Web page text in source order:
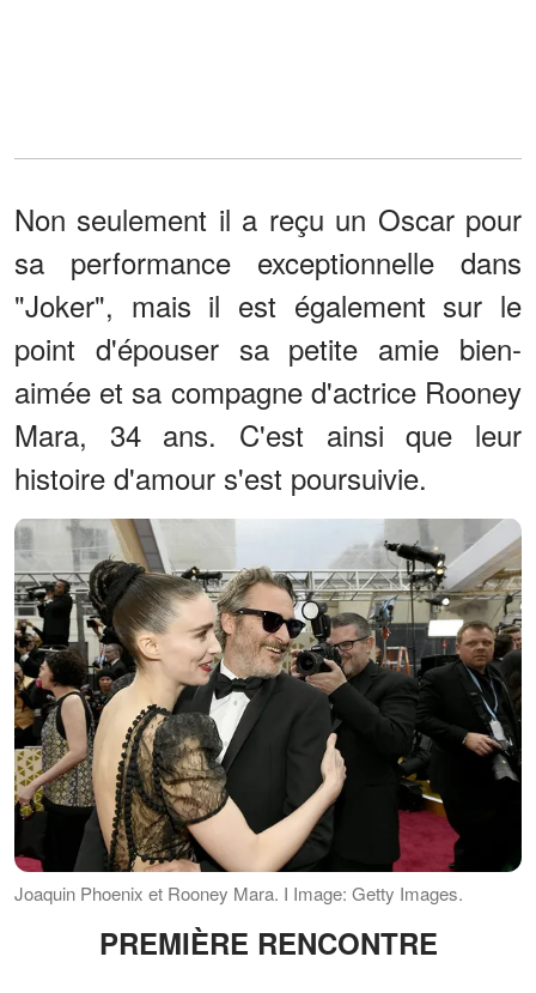
Non seulement il a reçu un Oscar pour
sa performance exceptionnelle dans
"Joker", mais il est également sur le
point d'épouser sa petite amie bien-
aimée et sa compagne d'actrice Rooney
Mara, 34 ans. C'est ainsi que leur
histoire d'amour s'est poursuivie.
Joaquin Phoenix et Rooney Mara. I Image: Getty Images.
PREMIÈRE RENCONTRE